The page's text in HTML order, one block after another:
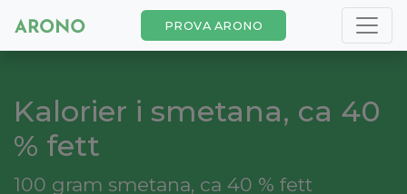
PROVA ARONO
Kalorier i smetana, ca 40
% fett
100 gram smetana, ca 40 % fett